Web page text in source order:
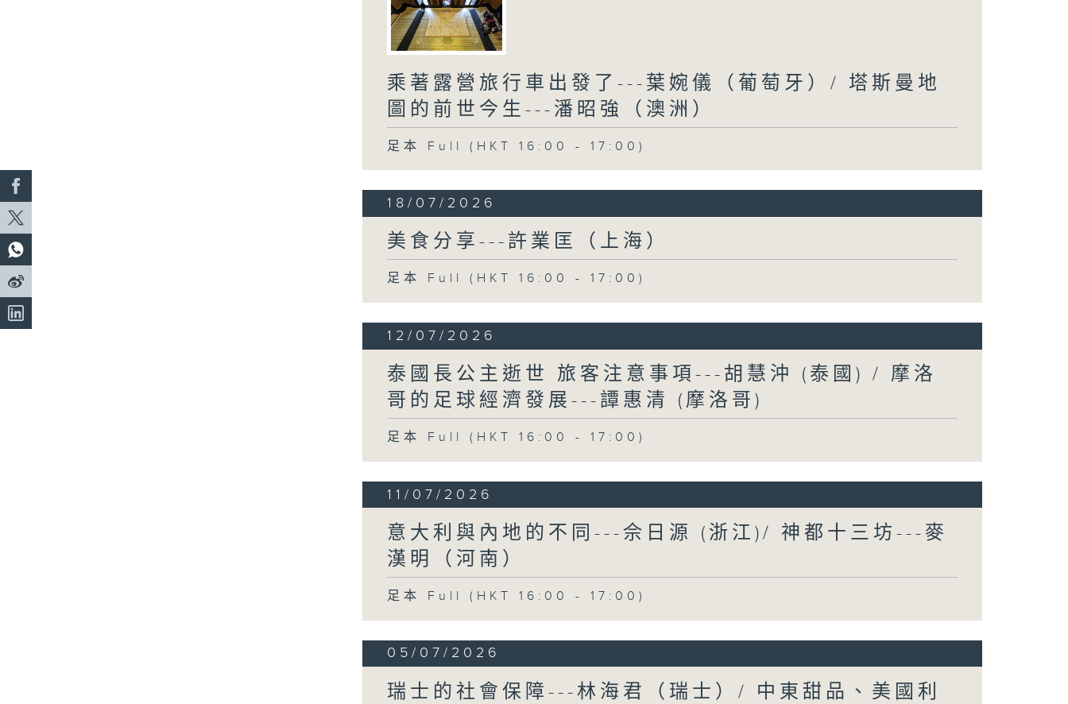
乘著露營旅行車出發了---葉婉儀（葡萄牙）/ 塔斯曼地
圖的前世今生---潘昭強（澳洲）
足本 Full (HKT 16:00 - 17:00)
18/07/2026
美食分享---許業匡（上海）
足本 Full (HKT 16:00 - 17:00)
12/07/2026
泰國長公主逝世 旅客注意事項---胡慧沖 (泰國) / 摩洛
哥的足球經濟發展---譚惠清 (摩洛哥)
足本 Full (HKT 16:00 - 17:00)
11/07/2026
意大利與內地的不同---佘日源 (浙江)/ 神都十三坊---麥
漢明（河南）
足本 Full (HKT 16:00 - 17:00)
05/07/2026
瑞士的社會保障---林海君（瑞士）/ 中東甜品、美國利